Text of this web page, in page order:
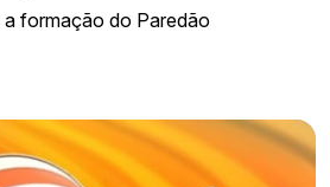
formação do Paredão